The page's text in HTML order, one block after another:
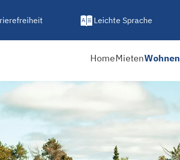
Leichte Sprache
HomeMietenWohnen
Strandbad!